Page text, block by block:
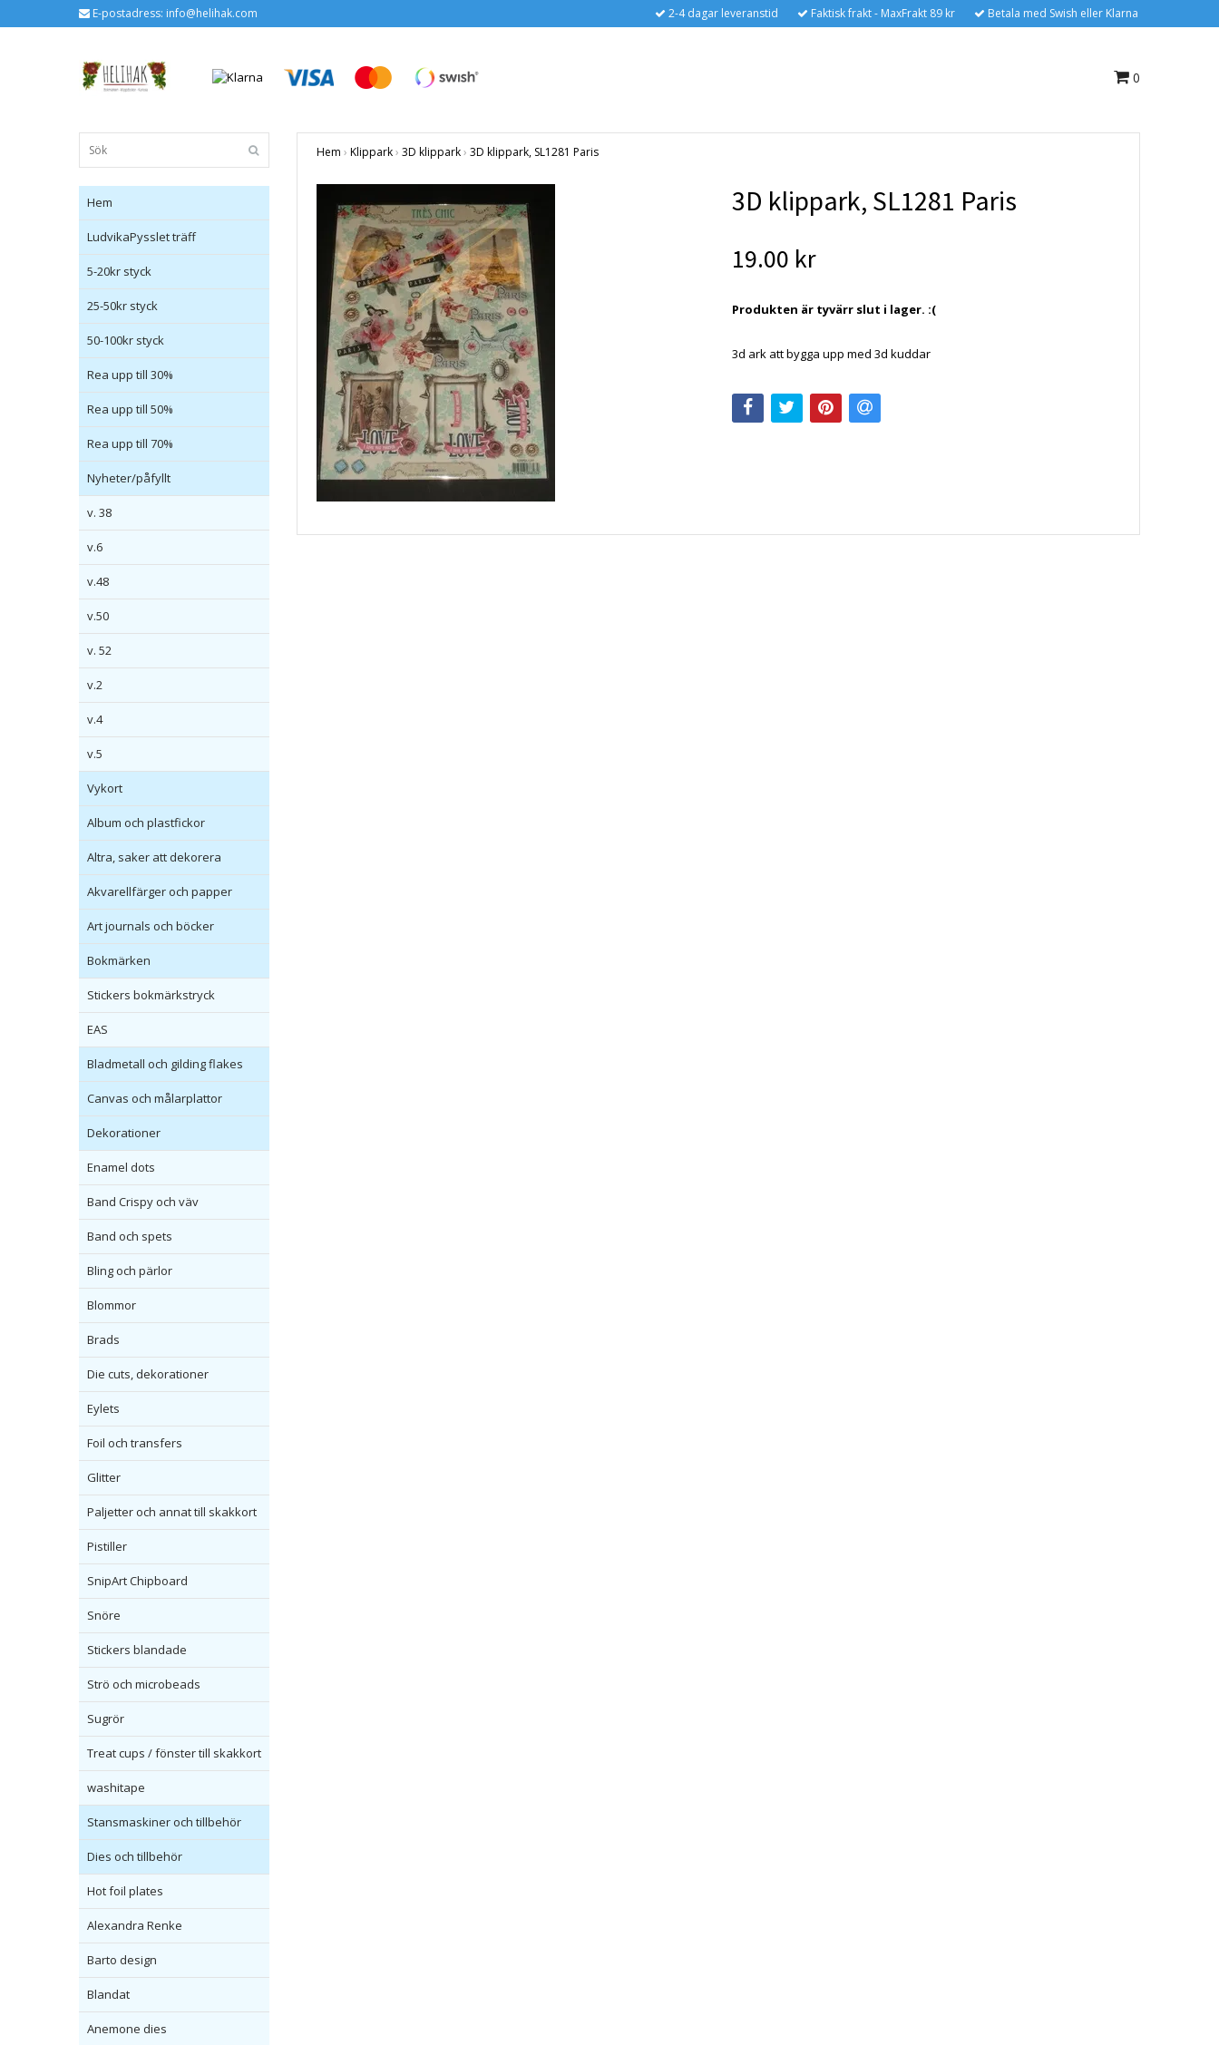
E-postadress: info@helihak.com 2-4 dagar leveranstid Faktisk frakt - MaxFrakt 89 kr Betala med Swish eller Klarna
0
Hem
LudvikaPysslet träff
5-20kr styck
25-50kr styck
50-100kr styck
Rea upp till 30%
Rea upp till 50%
Rea upp till 70%
Nyheter/påfyllt
v. 38
v.6
v.48
v.50
v. 52
v.2
v.4
v.5
Vykort
Album och plastfickor
Altra, saker att dekorera
Akvarellfärger och papper
Art journals och böcker
Bokmärken
Stickers bokmärkstryck
EAS
Bladmetall och gilding flakes
Canvas och målarplattor
Dekorationer
Enamel dots
Band Crispy och väv
Band och spets
Bling och pärlor
Blommor
Brads
Die cuts, dekorationer
Eylets
Foil och transfers
Glitter
Paljetter och annat till skakkort
Pistiller
SnipArt Chipboard
Snöre
Stickers blandade
Strö och microbeads
Sugrör
Treat cups / fönster till skakkort
washitape
Stansmaskiner och tillbehör
Dies och tillbehör
Hot foil plates
Alexandra Renke
Barto design
Blandat
Anemone dies
Hem › Klippark› 3D klippark› 3D klippark, SL1281 Paris
3D klippark, SL1281 Paris
19.00 kr
Produkten är tyvärr slut i lager. :(
3d ark att bygga upp med 3d kuddar